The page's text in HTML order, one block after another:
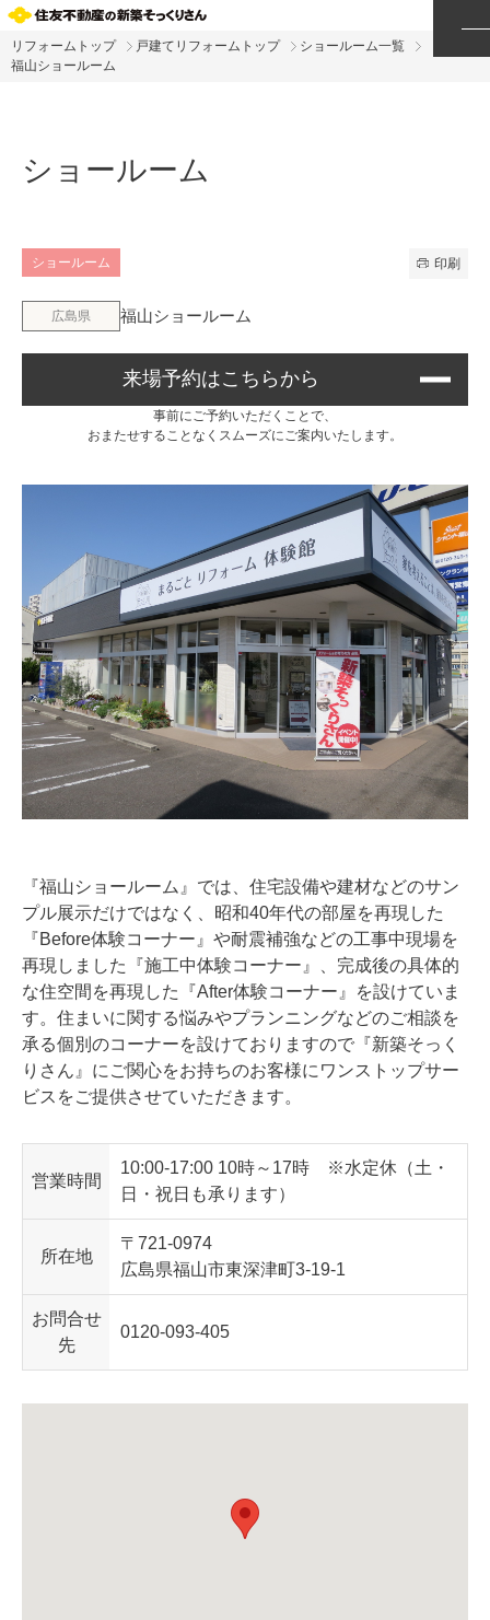
リフォームトップ 戸建てリフォームトップ
ショールーム一覧
福山ショールーム
ショールーム
ショールーム 印刷
広島県 福山ショールーム
来場予約はこちらから
事前にご予約いただくことで、
おまたせすることなくスムーズにご案内いたします。
『福山ショールーム』では、住宅設備や建材などのサン
プル展示だけではなく、昭和40年代の部屋を再現した
『Before体験コーナー』や耐震補強などの工事中現場を
再現しました『施工中体験コーナー』、完成後の具体的
な住空間を再現した『After体験コーナー』を設けていま
す。住まいに関する悩みやプランニングなどのご相談を
承る個別のコーナーを設けておりますので『新築そっく
りさん』にご関心をお持ちのお客様にワンストップサー
ビスをご提供させていただきます。
営業時間
10:00-17:00 10時～17時 ※水定休（土・
日・祝日も承ります）
所在地
〒721-0974
広島県福山市東深津町3-19-1
お問合せ
先
0120-093-405